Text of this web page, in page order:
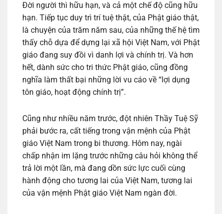
Đời người thì hữu hạn, và cả một chế độ cũng hữu
hạn. Tiếp tục duy trì trí tuệ thật, của Phật giáo thật,
là chuyện của trăm năm sau, của những thế hệ tìm
thấy chỗ dựa để dựng lại xã hội Việt Nam, với Phật
giáo đang suy đồi vì danh lợi và chính trị. Và hơn
hết, dành sức cho tri thức Phật giáo, cũng đồng
nghĩa làm thất bại những lời vu cáo về “lợi dụng
tôn giáo, hoạt động chính trị”.
Cũng như nhiều năm trước, đột nhiên Thầy Tuệ Sỹ
phải bước ra, cất tiếng trong vận mệnh của Phật
giáo Việt Nam trong bi thương. Hôm nay, ngài
chấp nhận im lặng trước những câu hỏi không thể
trả lời một lần, mà đang dồn sức lực cuối cùng
hành động cho tương lai của Việt Nam, tương lai
của vận mệnh Phật giáo Việt Nam ngàn đời.